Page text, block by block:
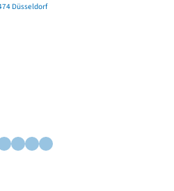
Düsseldorf